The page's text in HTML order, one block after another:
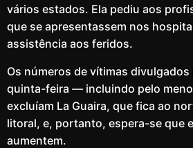
vários estados. Ela pediu aos
que se apresentassem nos
assistência aos feridos.
Os números de vítimas divulgados
quinta-feira — incluindo pelo
excluíam La Guaira, que fica ao
litoral, e, portanto, espera-se que
aumentem.